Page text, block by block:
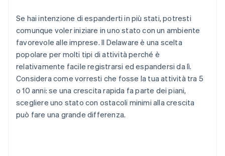
Se hai intenzione di espanderti in più stati, potresti
comunque voler iniziare in uno stato con un ambiente
favorevole alle imprese. Il Delaware è una scelta
popolare per molti tipi di attività perché è
relativamente facile registrarsi ed espandersi da lì.
Considera come vorresti che fosse la tua attività tra 5
o 10 anni: se una crescita rapida fa parte dei piani,
scegliere uno stato con ostacoli minimi alla crescita
può fare una grande differenza.